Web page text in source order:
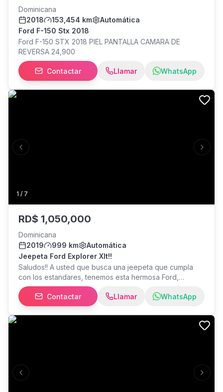
Dominicana
2018
153,454 km
Automática
Ford F-150 Stx 2018
Ford F-150 STX 2018 PIEL PANTALLA CAMARA DE
REVERSA 24,900
Contactar Llamar WhatsApp
1 / 7
Previous slide Next
RD$ 1,050,000
Dominicana
2019
999 km
Automática
Jeepeta Ford Explorer Xlt!!
Saludos!! A usted que busca una jeepeta que cumpla
con los estandares, tenemos esta hermosa Ford,
disponible para que se la lleve hoy mismo! Contamos
con financiamientos y facilidades!! Marca Ford Explorer,
modelo XLT, año 2019, precio $ 1.050,000
Contactar Llamar WhatsApp
Previous slide Next